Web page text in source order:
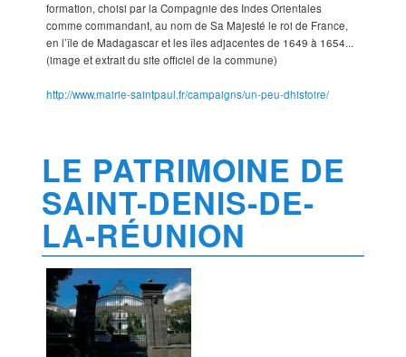
formation, choisi par la Compagnie des Indes Orientales
comme commandant, au nom de Sa Majesté le roi de France,
en l’île de Madagascar et les îles adjacentes de 1649 à 1654...
(image et extrait du site officiel de la commune)
http://www.mairie-saintpaul.fr/campaigns/un-peu-dhistoire/
LE PATRIMOINE DE
SAINT-DENIS-DE-
LA-RÉUNION